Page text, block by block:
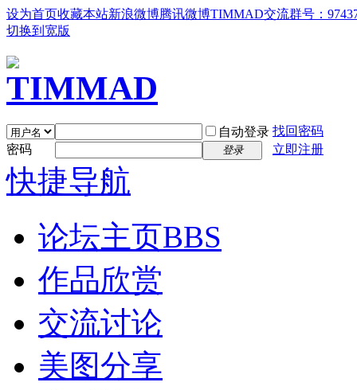
设为首页收藏本站新浪微博腾讯微博TIMMAD交流群号：
切换到宽版
自动登录 找回密码
密码
登录 立即注册
快捷导航
论坛主页BBS
作品欣赏
交流讨论
美图分享